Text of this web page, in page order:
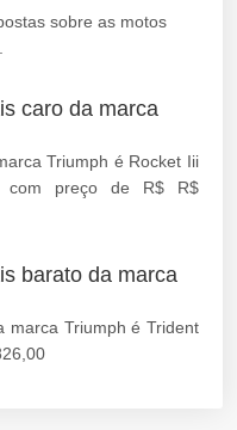
sobre as motos
caro da marca
Triumph é Rocket Iii
com preço de R$ R$
barato da marca
marca Triumph é Trident